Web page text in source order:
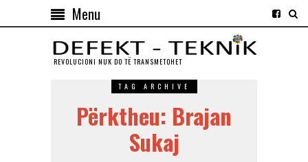
Menu
REVOLUCIONI NUK DO TЁ TRANSMETOHET
TAG ARCHIVE
Përktheu: Brajan
Sukaj